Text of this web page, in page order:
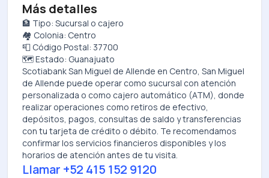
Más detalles
🏦 Tipo: Sucursal o cajero
🏘️ Colonia: Centro
📮 Código Postal: 37700
🗺️ Estado: Guanajuato
Scotiabank San Miguel de Allende en Centro, San Miguel
de Allende puede operar como sucursal con atención
personalizada o como cajero automático (ATM), donde
realizar operaciones como retiros de efectivo,
depósitos, pagos, consultas de saldo y transferencias
con tu tarjeta de crédito o débito. Te recomendamos
confirmar los servicios financieros disponibles y los
horarios de atención antes de tu visita.
Llamar +52 415 152 9120